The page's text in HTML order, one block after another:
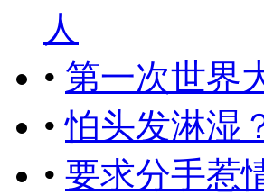
人
• 第一次世界
•怕头发淋湿
• 要求分手惹